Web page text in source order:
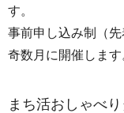
す。
事前申し込み制（先
奇数月に開催します
まち活おしゃべ